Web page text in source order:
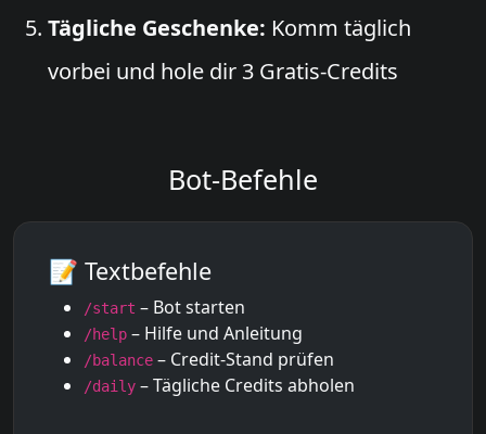
Tägliche Geschenke: Komm täglich
vorbei und hole dir 3 Gratis-Credits
Bot-Befehle
📝 Textbefehle
/start – Bot starten
/help – Hilfe und Anleitung
/balance – Credit-Stand prüfen
/daily – Tägliche Credits abholen